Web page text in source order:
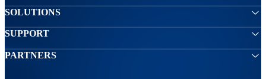
SOLUTIONS
SUPPORT
PARTNERS